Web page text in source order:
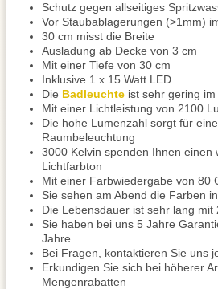
Schutz gegen allseitiges
Vor Staubablagerungen (>1mm)
30 cm misst die Breite
Ausladung ab Decke von 3 cm
Mit einer Tiefe von 30 cm
Inklusive 1 x 15 Watt LED
Die Badleuchte ist sehr gering
Mit einer Lichtleistung von 2100
Die hohe Lumenzahl sorgt für
Raumbeleuchtung
3000 Kelvin spenden Ihnen einen
Lichtfarbton
Mit einer Farbwiedergabe von 80
Sie sehen am Abend die Farben
Die Lebensdauer ist sehr lang mit
Sie haben bei uns 5 Jahre
Jahre
Bei Fragen, kontaktieren Sie uns
Erkundigen Sie sich bei höherer
Mengenrabatten